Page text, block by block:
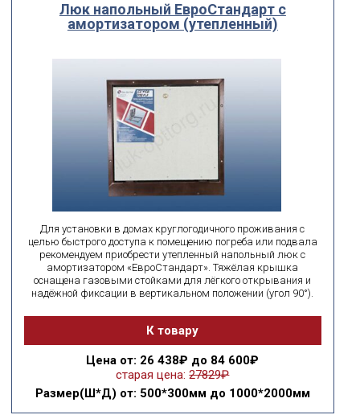
Люк напольный ЕвроСтандарт с
амортизатором (утепленный)
Для установки в домах круглогодичного проживания с
целью быстрого доступа к помещению погреба или подвала
рекомендуем приобрести утепленный напольный люк с
амортизатором «ЕвроСтандарт». Тяжёлая крышка
оснащена газовыми стойками для лёгкого открывания и
надёжной фиксации в вертикальном положении (угол 90°).
К товару
Цена от: 26 438₽ до 84 600₽
старая цена: 27829₽
Размер(Ш*Д) от: 500*300мм до 1000*2000мм